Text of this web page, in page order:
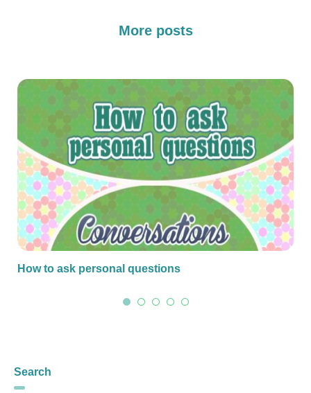
More posts
How to ask personal questions
Search